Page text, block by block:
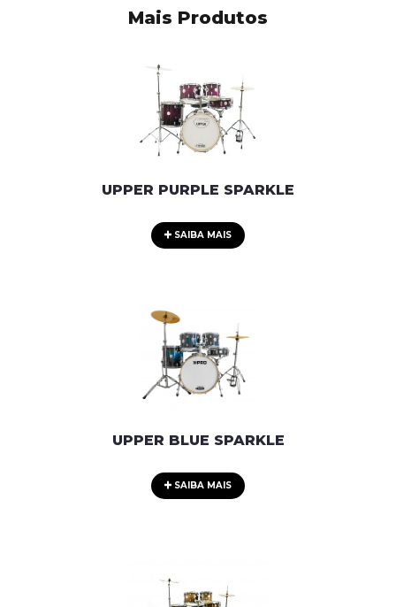
Mais Produtos
UPPER PURPLE SPARKLE
SAIBA MAIS
UPPER BLUE SPARKLE
SAIBA MAIS